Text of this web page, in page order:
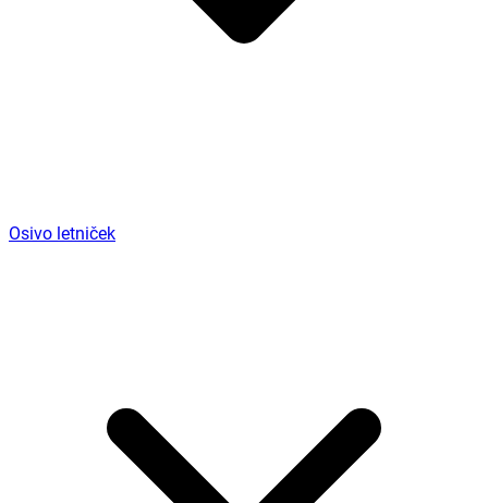
Osivo letniček